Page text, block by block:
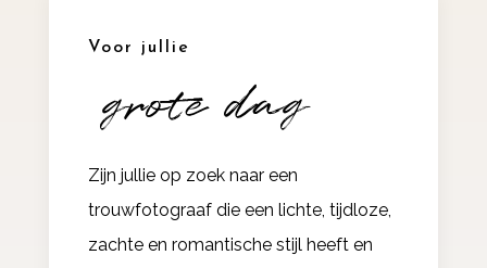
Voor jullie
grote dag
Zijn jullie op zoek naar een
trouwfotograaf die een lichte, tijdloze,
zachte en romantische stijl heeft en